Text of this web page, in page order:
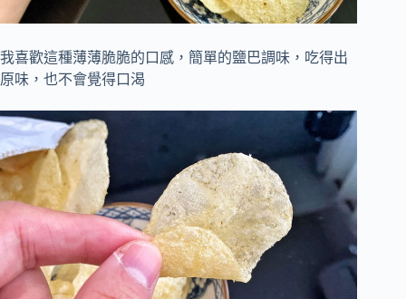
我喜歡這種薄薄脆脆的口感，簡單的鹽巴調味，吃得出
原味，也不會覺得口渴